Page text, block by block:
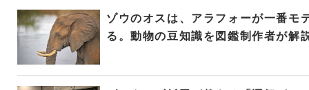
ゾウのオスは、アラフォーが一番モ
る。動物の豆知識を図鑑制作者が解